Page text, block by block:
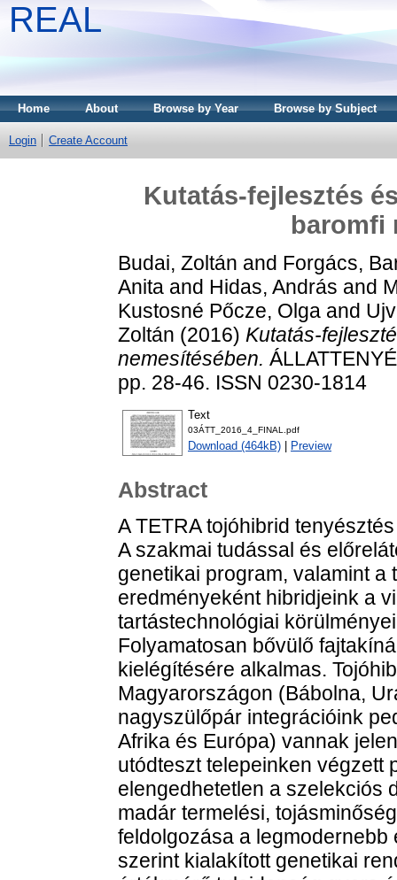
REAL
Home About Browse by Year Browse by Subject
Login Create Account
Kutatás-fejlesztés
baromfi
Budai, Zoltán and Forgács,
Anita and Hidas, András and
Kustosné Pőcze, Olga and
Zoltán (2016) Kutatás-
nemesítésében.
pp. 28-46. ISSN 0230-1814
Text
03ÁTT_2016_4_FINAL.pdf
Download (464kB) Preview
Abstract
A TETRA tojóhibrid
A szakmai tudással és
genetikai program, valamint
eredményeként hibridjeink a
tartástechnológiai
Folyamatosan bővülő
kielégítésére alkalmas.
Magyarországon (Bábolna,
nagyszülőpár integrációink
Afrika és Európa) vannak
utódteszt telepeinken végzett
elengedhetetlen a szelekciós
madár termelési,
feldolgozása a
szerint kialakított genetikai